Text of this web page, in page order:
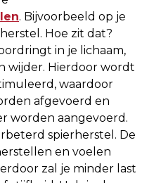
. Bijvoorbeeld op je
Hoe zit dat?
in je lichaam,
wijder. Hierdoor wordt
waardoor
afgevoerd en
worden aangevoerd.
spierherstel. De
en voelen
zal je minder last